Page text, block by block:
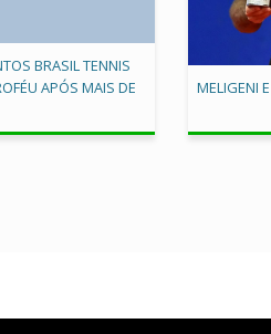
BRASIL TENNIS
APÓS MAIS DE
MELIGENI